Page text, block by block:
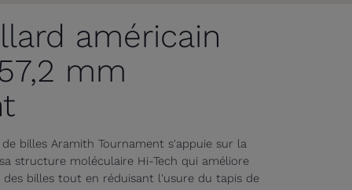
américain
mm
billes Aramith Tournament s'appuie sur la
structure moléculaire Hi-Tech qui améliore
billes tout en réduisant l'usure du tapis de